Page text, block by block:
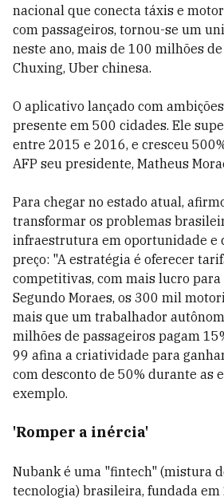
nacional que conecta táxis e
com passageiros, tornou-se um
neste ano, mais de 100 milhões
Chuxing, Uber chinesa.
O aplicativo lançado com
presente em 500 cidades. Ele
entre 2015 e 2016, e cresceu
AFP seu presidente, Matheus
Para chegar no estado atual,
transformar os problemas
infraestrutura em oportunidade e
preço: "A estratégia é oferecer
competitivas, com mais lucro para
Segundo Moraes, os 300 mil
mais que um trabalhador
milhões de passageiros pagam
99 afina a criatividade para
com desconto de 50% durante as
exemplo.
'Romper a inércia'
Nubank é uma "fintech" (mistura
tecnologia) brasileira, fundada em